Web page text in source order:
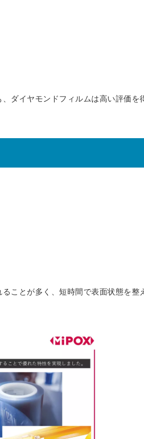
ダイヤモンドフィルムは高い評価を
ことが多く、短時間で表面状態を整